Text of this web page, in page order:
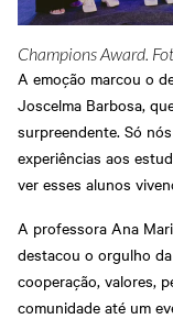
Champions Award.
A emoção marcou o
Joscelma Barbosa,
surpreendente. Só
experiências aos
ver esses alunos
A professora Ana
destacou o orgulho
cooperação, valores,
comunidade até um